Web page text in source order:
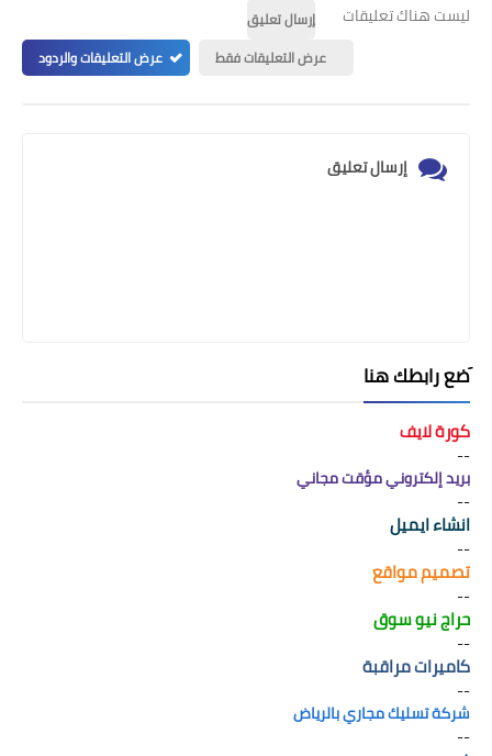
ليست هناك تعليقات
إرسال تعليق
عرض التعليقات فقط
عرض التعليقات والردود
إرسال تعليق
َضع رابطك هنا
كورة لايف
--
بريد إلكتروني مؤقت مجاني
--
انشاء ايميل
--
تصميم مواقع
--
حراج نيو سوق
--
كاميرات مراقبة
--
شركة تسليك مجاري بالرياض
--